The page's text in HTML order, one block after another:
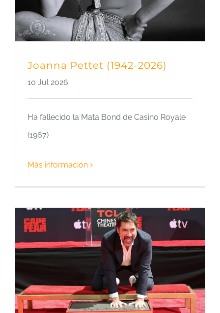
Joanna Pettet (1942-2026)
10 Jul 2026
Ha fallecido la Mata Bond de Casino Royale
(1967)
Más información